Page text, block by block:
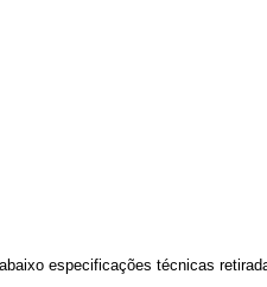
especificações técnicas